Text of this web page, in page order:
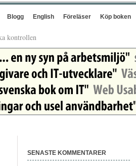
Blogg English Föreläser Köp boken
kontrollen
SENASTE KOMMENTARER